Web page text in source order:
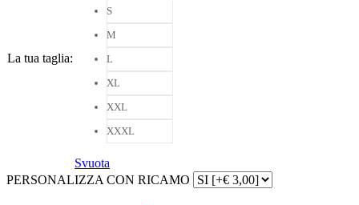
La tua taglia:
S
M
L
XL
XXL
XXXL
Svuota
PERSONALIZZA CON RICAMO